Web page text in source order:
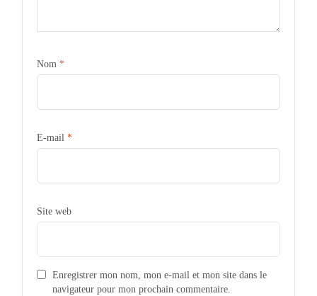
Nom *
E-mail *
Site web
Enregistrer mon nom, mon e-mail et mon site dans le
navigateur pour mon prochain commentaire.